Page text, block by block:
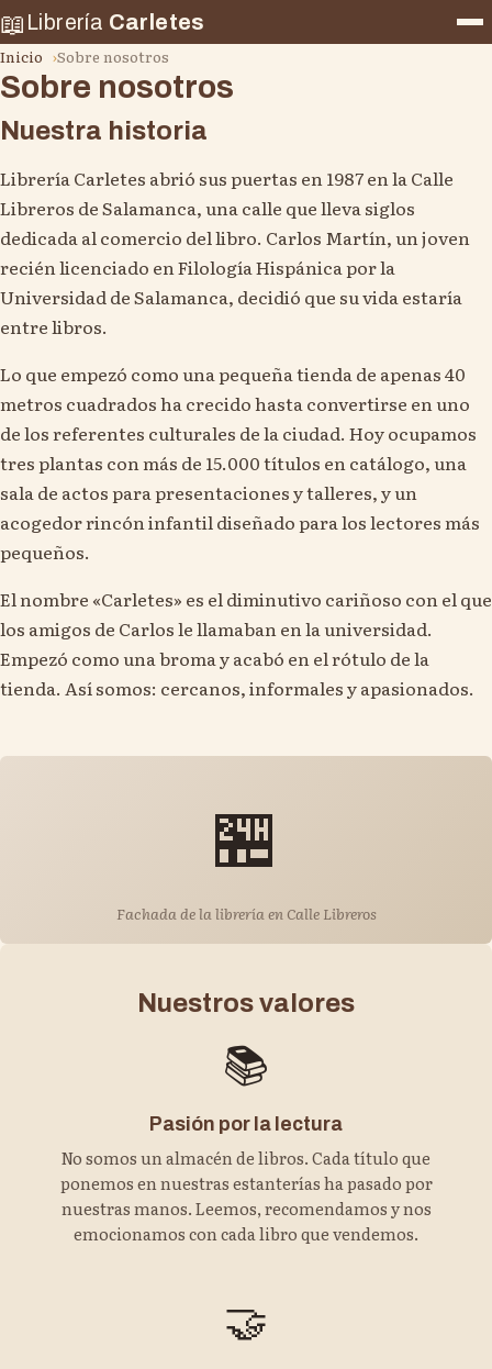
📖 Librería Carletes
Inicio Sobre nosotros
Sobre nosotros
Nuestra historia
Librería Carletes abrió sus puertas en 1987 en la Calle
Libreros de Salamanca, una calle que lleva siglos
dedicada al comercio del libro. Carlos Martín, un joven
recién licenciado en Filología Hispánica por la
Universidad de Salamanca, decidió que su vida estaría
entre libros.
Lo que empezó como una pequeña tienda de apenas 40
metros cuadrados ha crecido hasta convertirse en uno
de los referentes culturales de la ciudad. Hoy ocupamos
tres plantas con más de 15.000 títulos en catálogo, una
sala de actos para presentaciones y talleres, y un
acogedor rincón infantil diseñado para los lectores más
pequeños.
El nombre «Carletes» es el diminutivo cariñoso con el que
los amigos de Carlos le llamaban en la universidad.
Empezó como una broma y acabó en el rótulo de la
tienda. Así somos: cercanos, informales y apasionados.
🏪
Fachada de la librería en Calle Libreros
Nuestros valores
📚
Pasión por la lectura
No somos un almacén de libros. Cada título que
ponemos en nuestras estanterías ha pasado por
nuestras manos. Leemos, recomendamos y nos
emocionamos con cada libro que vendemos.
🤝